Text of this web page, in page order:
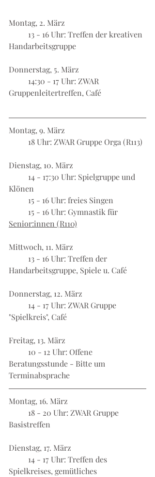
Montag, 2. März
Handarbeitsgruppe
Donnerstag, 5. März
Gruppenleitertreffen, Café
Montag, 9. März
	18 Uhr: ZWAR Gruppe Orga (R113)
Dienstag, 10. März
Klönen
	15 - 16 Uhr: freies Singen
	15 - 16 Uhr: Gymnastik für
Senior:innen (R110)
Mittwoch, 11. März
Handarbeitsgruppe, Spiele u. Café
Donnerstag, 12. März
"Spielkreis", Café
Freitag, 13. März
Beratungsstunde - Bitte um
Terminabsprache
Montag, 16. März
Basistreffen
Dienstag, 17. März
Spielkreises, gemütliches